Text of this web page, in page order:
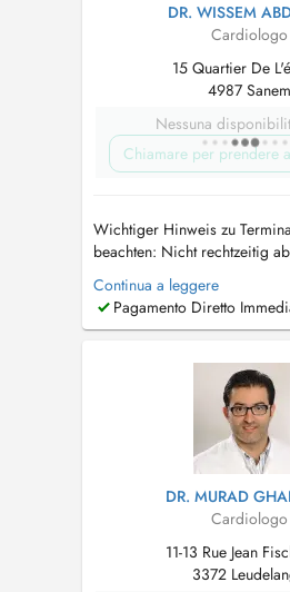
DR. WISSEM
Cardiologo
15 Quartier De
4987 Sanem
Nessuna
Chiamare per prendere
Wichtiger Hinweis zu
beachten: Nicht rechtzeitig
mind. 24 Std. vorher oder
können in Rechnung gestellt
Dank für Ihr Verständnis. Ihr
noter : Les rendez-vo...
Continua a leggere
Pagamento Diretto
DR. MURAD
Cardiologo
11-13 Rue Jean
3372